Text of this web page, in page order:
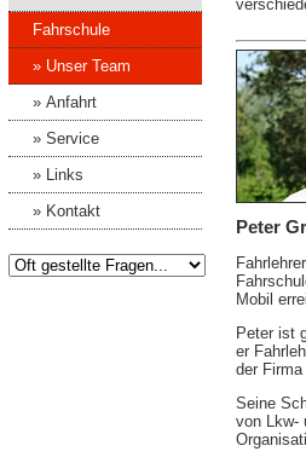
Fahrschule
» Unser Team
» Anfahrt
» Service
» Links
» Kontakt
Peter
Mobil
Peter ist
er
der Firma
Seine
von Lkw-